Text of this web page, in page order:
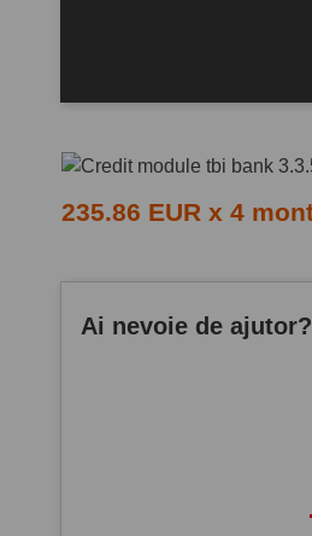
235.86 EUR x 4
Ai nevoie de